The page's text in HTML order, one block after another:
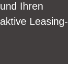
Ihren
Leasing-